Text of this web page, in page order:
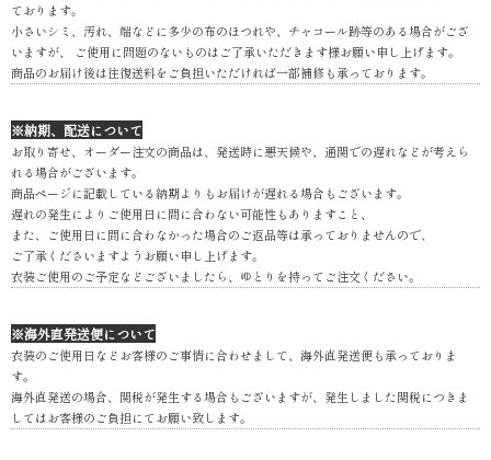
ております。
小さいシミ、汚れ、端などに多少の布のほつれや、チャコール跡等のある場合がござ
いますが、 ご使用に問題のないものはご了承いただきます様お願い申し上げます。
商品のお届け後は往復送料をご負担いただければ一部補修も承っております。
※納期、配送について
お取り寄せ、オーダー注文の商品は、発送時に悪天候や、通関での遅れなどが考えら
れる場合がございます。
商品ページに記載している納期よりもお届けが遅れる場合もございます。
遅れの発生によりご使用日に間に合わない可能性もありますこと、
また、ご使用日に間に合わなかった場合のご返品等は承っておりませんので、
ご了承くださいますようお願い申し上げます。
衣装ご使用のご予定などございましたら、ゆとりを持ってご注文ください。
※海外直発送便について
衣装のご使用日などお客様のご事情に合わせまして、海外直発送便も承っておりま
す。
海外直発送の場合、関税が発生する場合もございますが、発生しました関税につきま
してはお客様のご負担にてお願い致します。